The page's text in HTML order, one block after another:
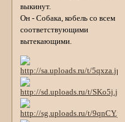
выкинут.
Он - Собака, кобель со всем
соответствующими
вытекающими.